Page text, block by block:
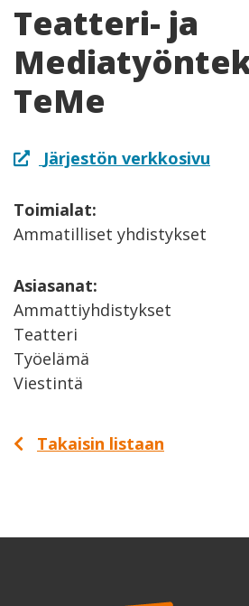
Teatteri- ja
TeMe
Järjestön verkkosivu
Toimialat:
Ammatilliset yhdistykset
Asiasanat:
Ammattiyhdistykset
Teatteri
Työelämä
Viestintä
Takaisin listaan